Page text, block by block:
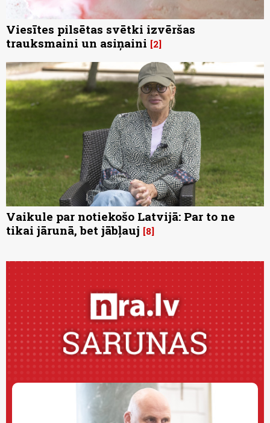
Viesītes pilsētas svētki izvēršas
trauksmaini un asiņaini 2
Vaikule par notiekošo Latvijā: Par to ne
tikai jārunā, bet jābļauj 8